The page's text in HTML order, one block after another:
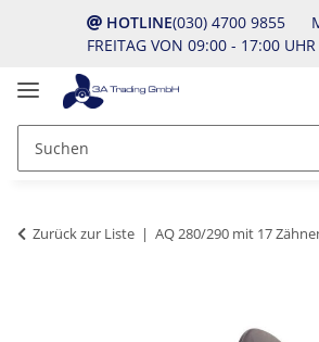
HOTLINE(030) 4700 9855
FREITAG VON 09:00 - 17:00 UHR
Zurück zur Liste AQ 280/290 mit 17